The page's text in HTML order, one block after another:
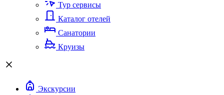
Тур сервисы
Каталог отелей
Санатории
Круизы
Экскурсии